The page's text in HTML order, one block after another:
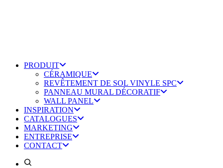
PRODUIT
CÉRAMIQUE
REVÊTEMENT DE SOL VINYLE SPC
PANNEAU MURAL DÉCORATIF
WALL PANEL
INSPIRATION
CATALOGUES
MARKETING
ENTREPRISE
CONTACT